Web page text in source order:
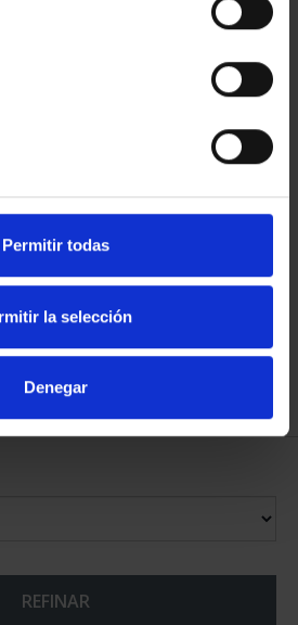
Permitir todas
la selección
Denegar
REFINAR